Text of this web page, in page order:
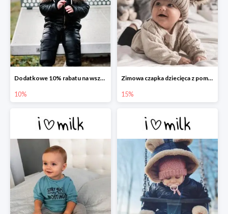
Dodatkowe 10% rabatu na wszystko w I love Milk
10%
Zimowa czapka dziecięca z pomponami -15%
15%